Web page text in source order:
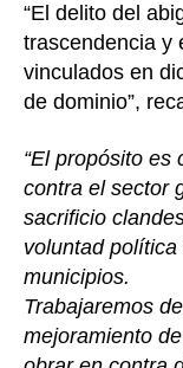
“El delito del
trascendencia y
vinculados en
de dominio”,
“El propósito es
contra el sector
sacrificio
voluntad
municipios.
Trabajaremos
mejoramiento